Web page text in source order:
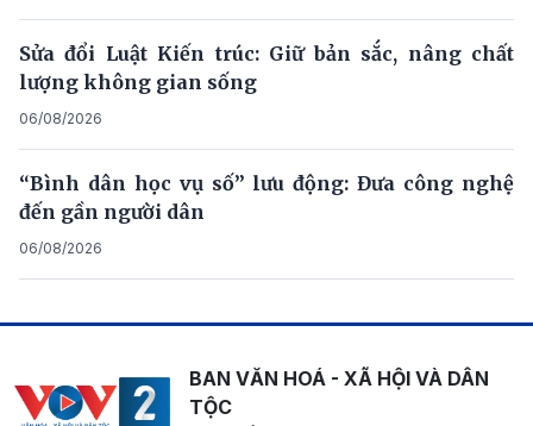
Sửa đổi Luật Kiến trúc: Giữ bản sắc, nâng chất
lượng không gian sống
06/08/2026
“Bình dân học vụ số” lưu động: Đưa công nghệ
đến gần người dân
06/08/2026
BAN VĂN HOÁ - XÃ HỘI VÀ DÂN
TỘC